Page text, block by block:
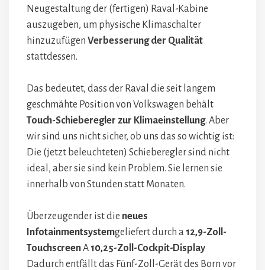
Neugestaltung der (fertigen) Raval-Kabine
auszugeben, um physische Klimaschalter
hinzuzufügen Verbesserung der Qualität
stattdessen.
Das bedeutet, dass der Raval die seit langem
geschmähte Position von Volkswagen behält
Touch-Schieberegler zur Klimaeinstellung. Aber
wir sind uns nicht sicher, ob uns das so wichtig ist:
Die (jetzt beleuchteten) Schieberegler sind nicht
ideal, aber sie sind kein Problem. Sie lernen sie
innerhalb von Stunden statt Monaten.
Überzeugender ist die neues
Infotainmentsystemgeliefert durch a 12,9-Zoll-
TouchscreenA 10,25-Zoll-Cockpit-Display
Dadurch entfällt das Fünf-Zoll-Gerät des Born vor